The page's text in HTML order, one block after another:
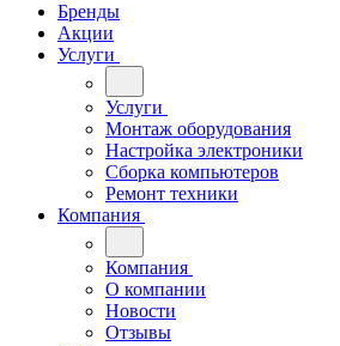
Бренды
Акции
Услуги
Услуги
Монтаж оборудования
Настройка электроники
Сборка компьютеров
Ремонт техники
Компания
Компания
О компании
Новости
Отзывы